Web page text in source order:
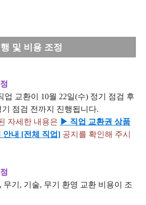
및 비용 조정
업 교환이 10월 22일(수) 정기 점검 후
기 점검 전까지 진행됩니다.
자세한 내용은 ▶ 직업 교환권 상품
안내 [전체 직업] 공지를 확인해 주시
무기, 기술, 무기 환영 교환 비용이 조